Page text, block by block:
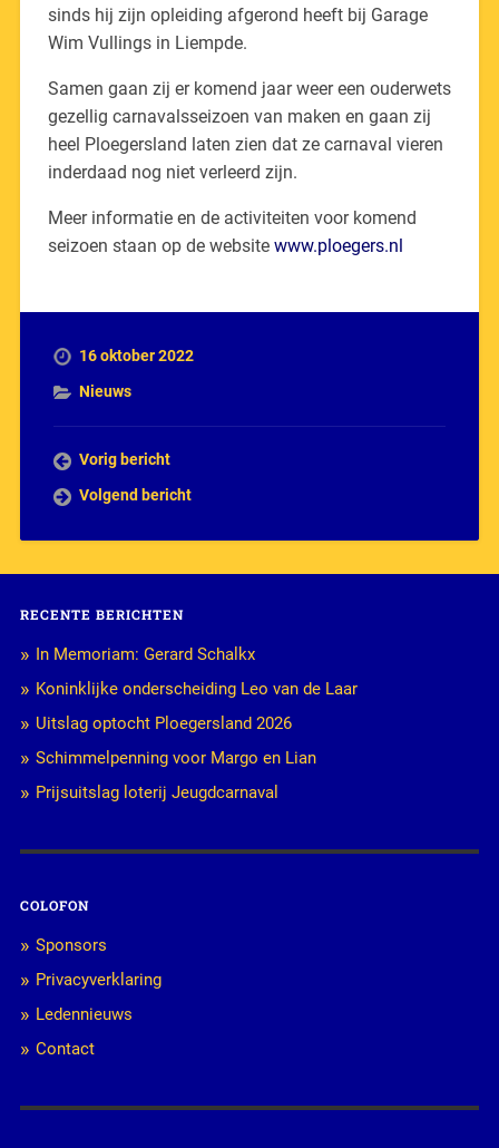
sinds hij zijn opleiding afgerond heeft bij Garage
Wim Vullings in Liempde.
Samen gaan zij er komend jaar weer een ouderwets
gezellig carnavalsseizoen van maken en gaan zij
heel Ploegersland laten zien dat ze carnaval vieren
inderdaad nog niet verleerd zijn.
Meer informatie en de activiteiten voor komend
seizoen staan op de website www.ploegers.nl
16 oktober 2022
Nieuws
Vorig bericht
Volgend bericht
RECENTE BERICHTEN
In Memoriam: Gerard Schalkx
Koninklijke onderscheiding Leo van de Laar
Uitslag optocht Ploegersland 2026
Schimmelpenning voor Margo en Lian
Prijsuitslag loterij Jeugdcarnaval
COLOFON
Sponsors
Privacyverklaring
Ledennieuws
Contact